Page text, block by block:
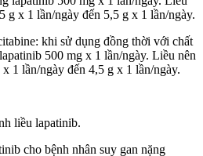
g x 1 lần/ngày đến 5,5 g x 1 lần/ngày.
khi sử dụng đồng thời với chất
500 mg x 1 lần/ngày. Liều nên
1 lần/ngày đến 4,5 g x 1 lần/ngày.
liều lapatinib.
cho bệnh nhân suy gan nặng